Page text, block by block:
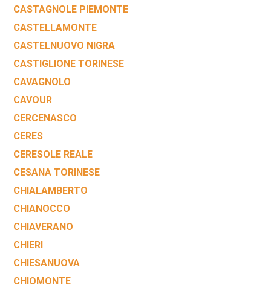
CASTAGNOLE PIEMONTE
CASTELLAMONTE
CASTELNUOVO NIGRA
CASTIGLIONE TORINESE
CAVAGNOLO
CAVOUR
CERCENASCO
CERES
CERESOLE REALE
CESANA TORINESE
CHIALAMBERTO
CHIANOCCO
CHIAVERANO
CHIERI
CHIESANUOVA
CHIOMONTE